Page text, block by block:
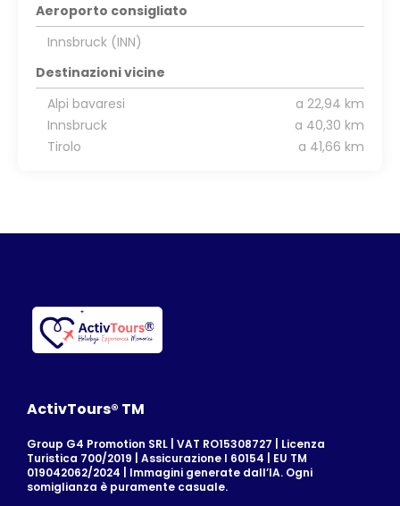
Aeroporto consigliato
Innsbruck (INN)
Destinazioni vicine
Alpi bavaresi
a 22,94 km
Innsbruck
a 40,30 km
Tirolo
a 41,66 km
ActivTours® TM
Group G4 Promotion SRL | VAT RO15308727 | Licenza
Turistica 700/2019 | Assicurazione I 60154 | EU TM
019042062/2024 | Immagini generate dall’IA. Ogni
somiglianza è puramente casuale.